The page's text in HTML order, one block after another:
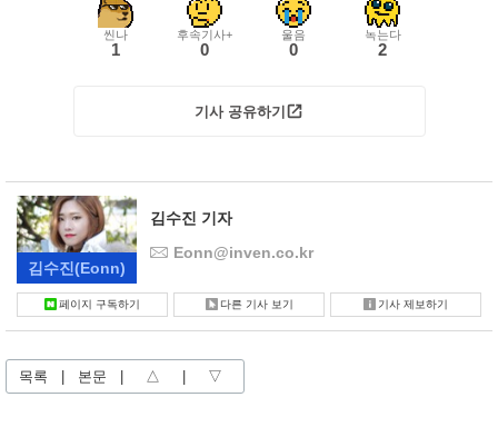
씬나
1
후속기사+
0
울음
0
녹는다
2
기사 공유하기
김수진 (Eonn)
김수진 기자
Eonn@inven.co.kr
페이지 구독하기 다른 기사 보기 기사 제보하기
목록 본문 △ ▽